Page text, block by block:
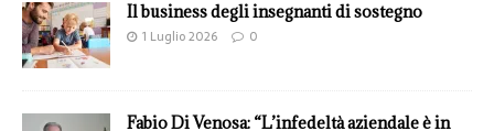
Il business degli insegnanti di sostegno
1 Luglio 2026 0
Fabio Di Venosa: “L’infedeltà aziendale è in